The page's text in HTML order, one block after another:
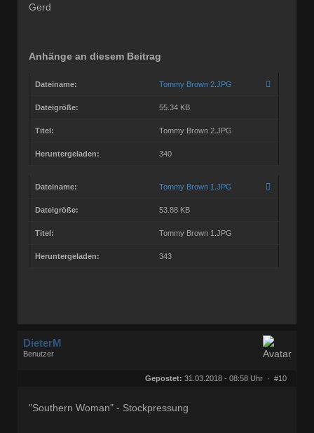
Gerd
Anhänge an diesem Beitrag
Dateiname: Tommy Brown 2.JPG
Dateigröße: 55.34 KB
Titel: Tommy Brown 2.JPG
Heruntergeladen: 340
Dateiname: Tommy Brown 1.JPG
Dateigröße: 53.88 KB
Titel: Tommy Brown 1.JPG
Heruntergeladen: 343
DieterM
Benutzer
Gepostet: 31.03.2018 - 08:58 Uhr · #10
"Southern Woman" - Stockpressung